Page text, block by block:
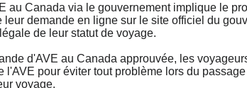
au Canada via le gouvernement implique le
demande en ligne sur le site officiel du
de leur statut de voyage.
d'AVE au Canada approuvée, les
l'AVE pour éviter tout problème lors du
voyage.